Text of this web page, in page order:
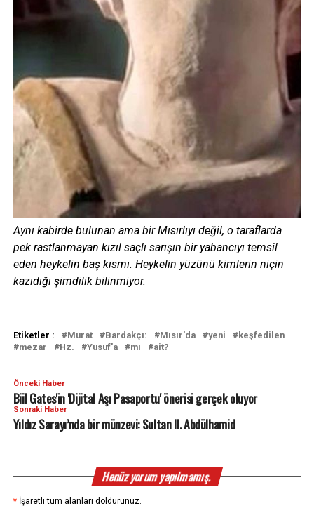
Aynı kabirde bulunan ama bir Mısırlıyı değil, o taraflarda
pek rastlanmayan kızıl saçlı sarışın bir yabancıyı temsil
eden heykelin baş kısmı. Heykelin yüzünü kimlerin niçin
kazıdığı şimdilik bilinmiyor.
Etiketler : Murat Bardakçı: Mısır'da yeni
keşfedilen
mezar
Hz. Yusuf'a mı ait?
Önceki Haber
Biil Gates'in 'Dijital Aşı Pasaportu' önerisi gerçek oluyor
Sonraki Haber
Yıldız Sarayı’nda bir münzevi: Sultan II. Abdülhamid
Henüz yorum yapılmamış.
* İşaretli tüm alanları doldurunuz.